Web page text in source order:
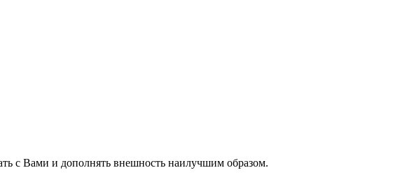
с Вами и дополнять внешность наилучшим образом.